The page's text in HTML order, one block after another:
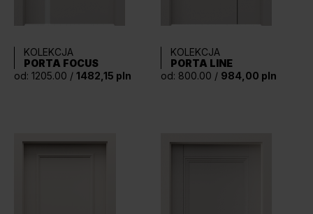
KOLEKCJA
PORTA FOCUS
od: 1205.00 / 1482,15 pln
KOLEKCJA
PORTA LINE
od: 800.00 / 984,00 pln